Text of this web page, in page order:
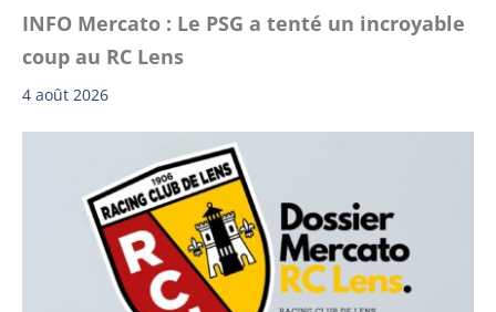
INFO Mercato : Le PSG a tenté un incroyable
coup au RC Lens
4 août 2026